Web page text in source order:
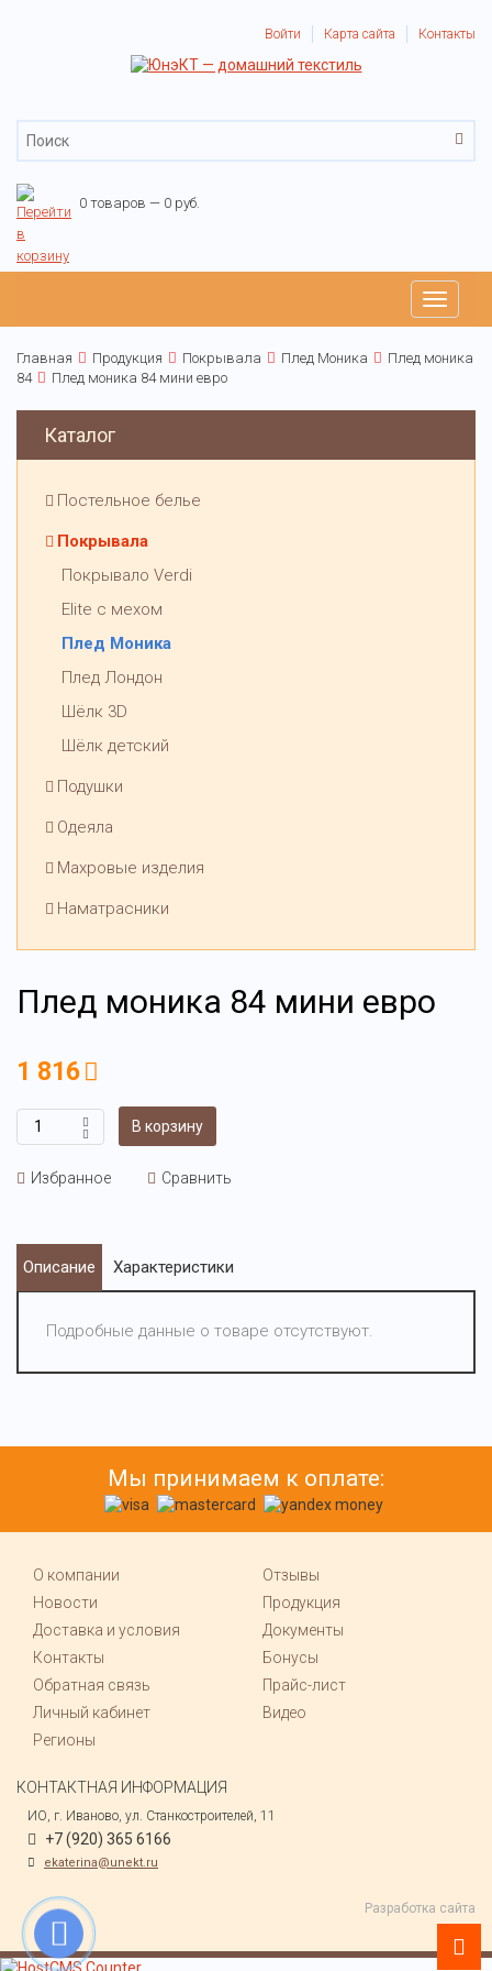
Войти Карта сайта Контакты
0 товаров — 0 руб.
Toggle
Главная Продукция Покрывала Плед Моника
Плед моника
84
Плед моника 84 мини евро
Каталог
Постельное белье
Покрывала
Покрывало Verdi
Elite с мехом
Плед Моника
Плед Лондон
Шёлк 3D
Шёлк детский
Подушки
Одеяла
Махровые изделия
Наматрасники
Плед моника 84 мини евро
1 816
В корзину
Избранное Сравнить
Описание Характеристики
Подробные данные о товаре отсутствуют.
Мы принимаем к оплате:
О компании
Отзывы
Новости
Продукция
Доставка и условия
Документы
Контакты
Бонусы
Обратная связь
Прайс-лист
Личный кабинет
Видео
Регионы
КОНТАКТНАЯ ИНФОРМАЦИЯ
ИО, г. Иваново, ул. Станкостроителей, 11
+7 (920) 365 6166
ekaterina@unekt.ru
Разработка сайта